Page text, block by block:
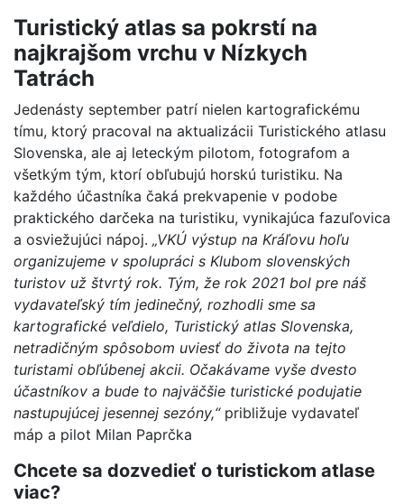
Turistický atlas sa pokrstí na
najkrajšom vrchu v Nízkych
Tatrách
Jedenásty september patrí nielen kartografickému
tímu, ktorý pracoval na aktualizácii Turistického atlasu
Slovenska, ale aj leteckým pilotom, fotografom a
všetkým tým, ktorí obľubujú horskú turistiku. Na
každého účastníka čaká prekvapenie v podobe
praktického darčeka na turistiku, vynikajúca fazuľovica
a osviežujúci nápoj. „VKÚ výstup na Kráľovu hoľu
organizujeme v spolupráci s Klubom slovenských
turistov už štvrtý rok. Tým, že rok 2021 bol pre náš
vydavateľský tím jedinečný, rozhodli sme sa
kartografické veľdielo, Turistický atlas Slovenska,
netradičným spôsobom uviesť do života na tejto
turistami obľúbenej akcii. Očakávame vyše dvesto
účastníkov a bude to najväčšie turistické podujatie
nastupujúcej jesennej sezóny,“približuje vydavateľ
máp a pilot Milan Paprčka
Chcete sa dozvedieť o turistickom atlase
viac?